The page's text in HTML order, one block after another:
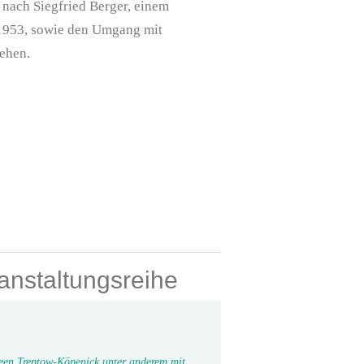
Siegfried Berger, einem
sowie den Umgang mit